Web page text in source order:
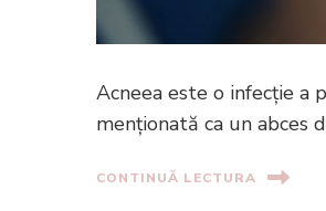
Acneea este o infecție a
menționată ca un abces
CONTINUĂ LECTURA